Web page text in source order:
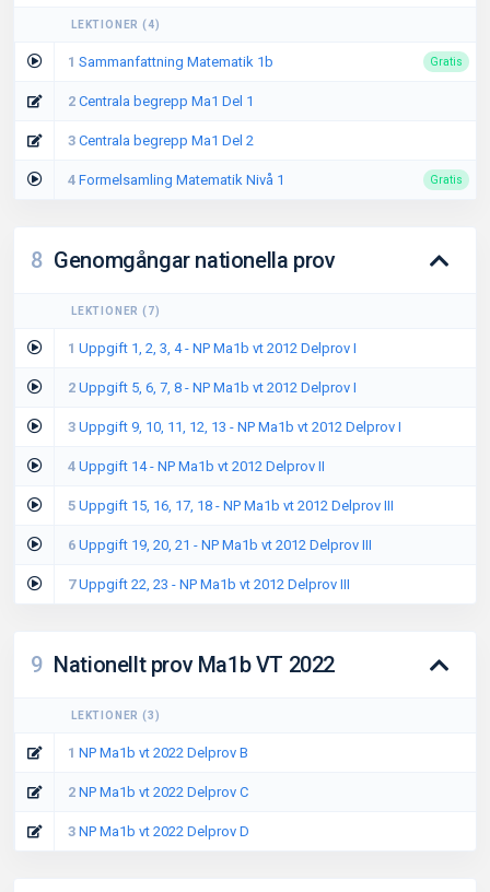
LEKTIONER (4)
1 Sammanfattning Matematik 1b Gratis
2 Centrala begrepp Ma1 Del 1
3 Centrala begrepp Ma1 Del 2
4 Formelsamling Matematik Nivå 1 Gratis
8 Genomgångar nationella prov
LEKTIONER (7)
1 Uppgift 1, 2, 3, 4 - NP Ma1b vt 2012 Delprov I
2 Uppgift 5, 6, 7, 8 - NP Ma1b vt 2012 Delprov I
3 Uppgift 9, 10, 11, 12, 13 - NP Ma1b vt 2012 Delprov I
4 Uppgift 14 - NP Ma1b vt 2012 Delprov II
5 Uppgift 15, 16, 17, 18 - NP Ma1b vt 2012 Delprov III
6 Uppgift 19, 20, 21 - NP Ma1b vt 2012 Delprov III
7Uppgift 22, 23 - NP Ma1b vt 2012 Delprov III
9 Nationellt prov Ma1b VT 2022
LEKTIONER (3)
1 NP Ma1b vt 2022 Delprov B
2 NP Ma1b vt 2022 Delprov C
3 NP Ma1b vt 2022 Delprov D